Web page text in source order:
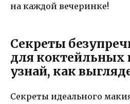
на каждой вечеринке!
Секреты
для коктейльных
узнай, как
Секреты идеального